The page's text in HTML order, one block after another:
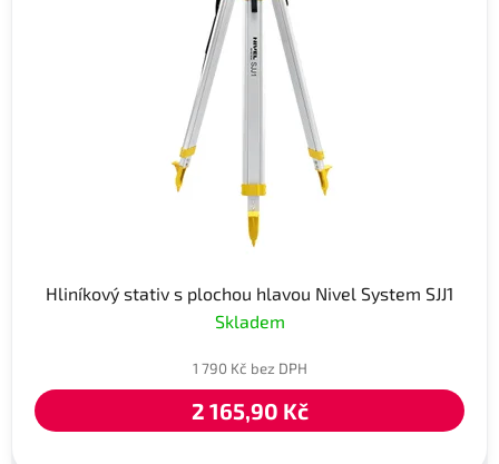
Hliníkový stativ s plochou hlavou Nivel System SJJ1
Skladem
1 790 Kč bez DPH
2 165,90 Kč